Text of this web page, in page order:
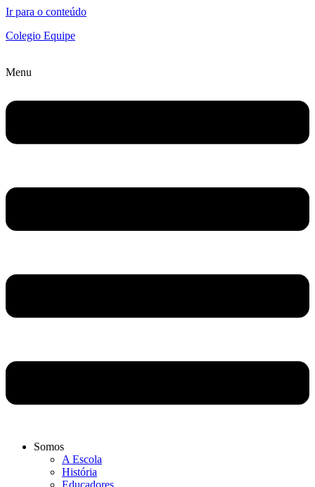
Ir para o conteúdo
Colegio Equipe
Menu
Somos
A Escola
História
Educadores